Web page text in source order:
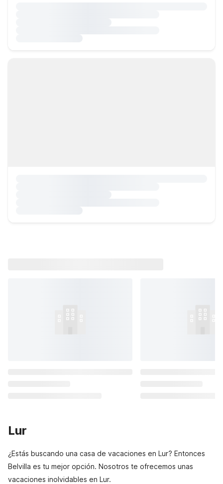
Lur
¿Estás buscando una casa de vacaciones en Lur? Entonces
Belvilla es tu mejor opción. Nosotros te ofrecemos unas
vacaciones inolvidables en Lur.